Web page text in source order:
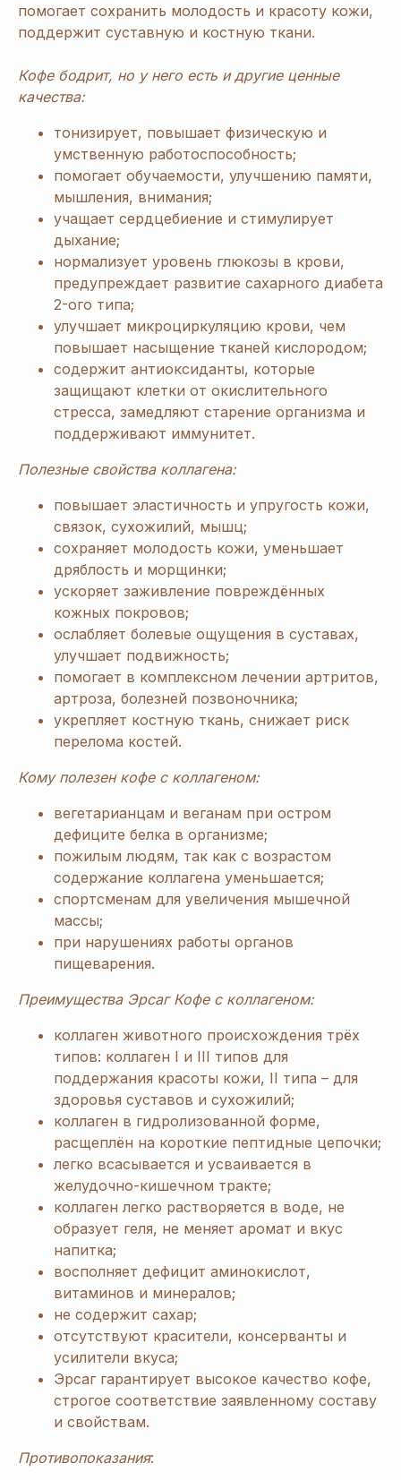
помогает сохранить молодость и красоту кожи,
поддержит суставную и костную ткани.
Кофе бодрит, но у него есть и другие ценные
качества:
тонизирует, повышает физическую и
умственную работоспособность;
помогает обучаемости, улучшению памяти,
мышления, внимания;
учащает сердцебиение и стимулирует
дыхание;
нормализует уровень глюкозы в крови,
предупреждает развитие сахарного диабета
2-ого типа;
улучшает микроциркуляцию крови, чем
повышает насыщение тканей кислородом;
содержит антиоксиданты, которые
защищают клетки от окислительного
стресса, замедляют старение организма и
поддерживают иммунитет.
Полезные свойства коллагена:
повышает эластичность и упругость кожи,
связок, сухожилий, мышц;
сохраняет молодость кожи, уменьшает
дряблость и морщинки;
ускоряет заживление повреждённых
кожных покровов;
ослабляет болевые ощущения в суставах,
улучшает подвижность;
помогает в комплексном лечении артритов,
артроза, болезней позвоночника;
укрепляет костную ткань, снижает риск
перелома костей.
Кому полезен кофе с коллагеном:
вегетарианцам и веганам при остром
дефиците белка в организме;
пожилым людям, так как с возрастом
содержание коллагена уменьшается;
спортсменам для увеличения мышечной
массы;
при нарушениях работы органов
пищеварения.
Преимущества Эрсаг Кофе с коллагеном:
коллаген животного происхождения трёх
типов: коллаген I и III типов для
поддержания красоты кожи, II типа – для
здоровья суставов и сухожилий;
коллаген в гидролизованной форме,
расщеплён на короткие пептидные цепочки;
легко всасывается и усваивается в
желудочно-кишечном тракте;
коллаген легко растворяется в воде, не
образует геля, не меняет аромат и вкус
напитка;
восполняет дефицит аминокислот,
витаминов и минералов;
не содержит сахар;
отсутствуют красители, консерванты и
усилители вкуса;
Эрсаг гарантирует высокое качество кофе,
строгое соответствие заявленному составу
и свойствам.
Противопоказания: